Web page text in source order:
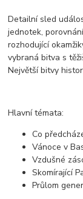
Detailní sled
jednotek,
rozhodující
vybraná bitva s
Největší bitvy
Hlavní témata:
Co
Vánoce v
Vzdušné
Skomírající
Průlom